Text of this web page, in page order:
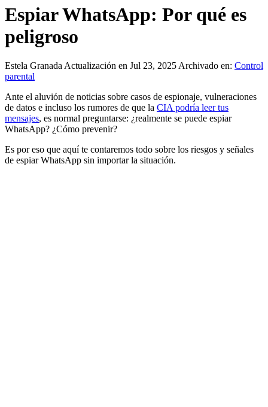
Espiar WhatsApp: Por qué es
peligroso
Estela Granada Actualización en Jul 23, 2025 Archivado en: Control
parental
Ante el aluvión de noticias sobre casos de espionaje, vulneraciones
de datos e incluso los rumores de que la CIA podría leer tus
mensajes, es normal preguntarse: ¿realmente se puede espiar
WhatsApp? ¿Cómo prevenir?
Es por eso que aquí te contaremos todo sobre los riesgos y señales
de espiar WhatsApp sin importar la situación.